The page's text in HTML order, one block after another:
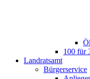
100 für
Landratsamt
Bürgerservice